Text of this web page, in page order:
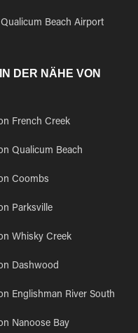
Beach Airport
DER NÄHE VON
French Creek
Qualicum Beach
Coombs
Parksville
Whisky Creek
Dashwood
Englishman River South
Nanoose Bay